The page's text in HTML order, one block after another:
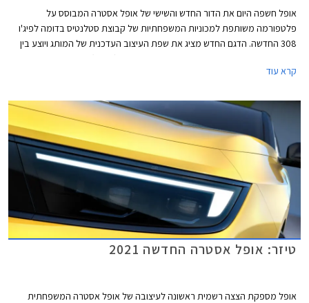
אופל חשפה היום את הדור החדש והשישי של אופל אסטרה המבוסס על
פלטפורמה משותפת למכוניות המשפחתיות של קבוצת סטלנטיס בדומה לפיג'ו
308 החדשה. הדגם החדש מציג את שפת העיצוב העדכנית של המותג ויוצע בין
היתר עם שתי יחידות הנעה מסוג פלאג-אין הייבריד (PHEV).
קרא עוד
טיזר: אופל אסטרה החדשה 2021
אופל מספקת הצצה רשמית ראשונה לעיצובה של אופל אסטרה המשפחתית